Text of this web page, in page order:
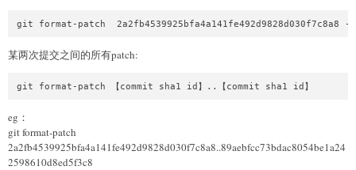
git format-patch  2a2fb4539925bfa4a141fe492d9828d030f7c8a8 -
某两次提交之间的所有patch:
git format-patch 【commit sha1 id】..【commit sha1 id】
eg：
git format-patch
2a2fb4539925bfa4a141fe492d9828d030f7c8a8..89aebfcc73bdac8054be1a24
2598610d8ed5f3c8